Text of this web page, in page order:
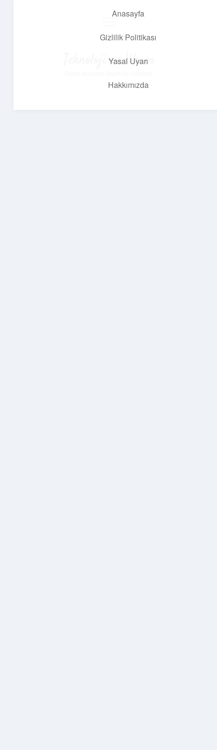
Anasayfa
Gizlilik Politikası
Yasal Uyarı
Hakkımızda
Teknoloji ve İlham